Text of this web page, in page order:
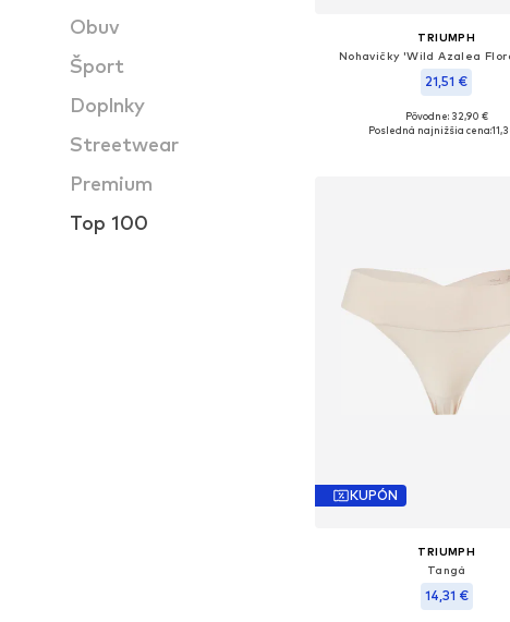
Obuv
Šport
Doplnky
Streetwear
Premium
Top 100
TRIUMPH
Nohavičky 'Wild Azalea
21,51 €
Dostupné veľkosti: S-M,
Pôvodne: 32,90 €
Posledná najnižšia cena:
KUPÓN
TRIUMPH
Tangá
14,31 €